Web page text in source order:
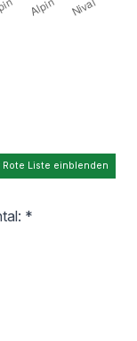
Rote Liste einblenden
*